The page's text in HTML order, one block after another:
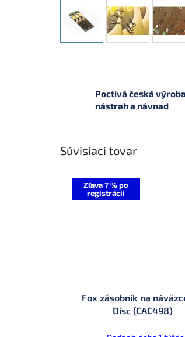
Poctivá česká výroba
nástrah a návnad
Súvisiaci tovar
Zľava 7 % po
registrácii
Fox zásobník na
Disc (CAC498)